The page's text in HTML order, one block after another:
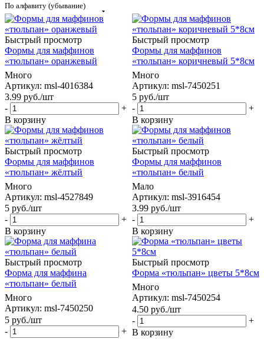
По алфавиту (убывание)
Быстрый просмотр
Формы для маффинов
«тюльпан» оранжевый
Много
Артикул: msl-4016384
3.99 руб./шт
-
+
В корзину
Быстрый просмотр
Формы для маффинов
«тюльпан» коричневый 5*8см
Много
Артикул: msl-7450251
5 руб./шт
-
+
В корзину
Быстрый просмотр
Формы для маффинов
«тюльпан» жёлтый
Много
Артикул: msl-4527849
5 руб./шт
-
+
В корзину
Быстрый просмотр
Формы для маффинов
«тюльпан» белый
Мало
Артикул: msl-3916454
3.99 руб./шт
-
+
В корзину
Быстрый просмотр
Форма для маффина
«тюльпан» белый
Много
Артикул: msl-7450250
5 руб./шт
-
+
Быстрый просмотр
Форма «тюльпан» цветы 5*8см
Много
Артикул: msl-7450254
4.50 руб./шт
-
+
В корзину